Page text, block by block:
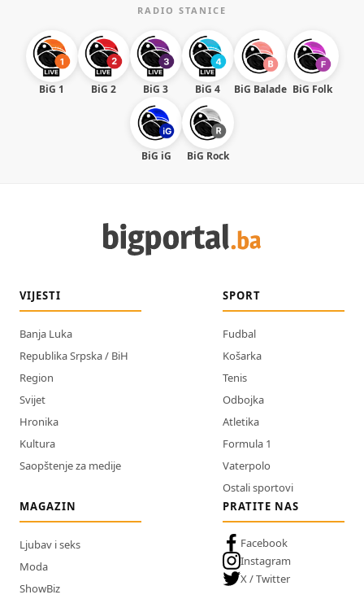
RADIO STANICE
BiG 1 BiG 2 BiG 3 BiG 4 BiG Balade BiG Folk
BiG iG BiG Rock
VIJESTI
Banja Luka
Republika Srpska / BiH
Region
Svijet
Hronika
Kultura
Saopštenje za medije
SPORT
Fudbal
Košarka
Tenis
Odbojka
Atletika
Formula 1
Vaterpolo
Ostali sportovi
MAGAZIN
Ljubav i seks
Moda
ShowBiz
PRATITE NAS
Facebook
Instagram
X / Twitter